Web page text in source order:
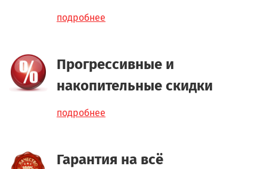
подробнее
Прогрессивные и
накопительные скидки
подробнее
Гарантия на всё